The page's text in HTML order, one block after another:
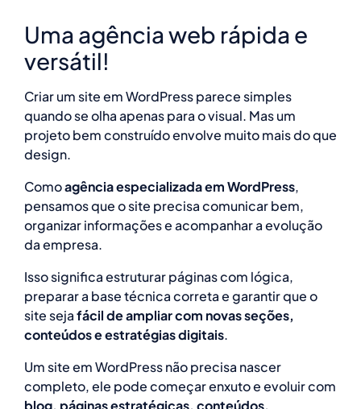
Uma agência web rápida e
versátil!
Criar um site em WordPress parece simples
quando se olha apenas para o visual. Mas um
projeto bem construído envolve muito mais do que
design.
Comoagência especializada em WordPress,
pensamos que o site precisa comunicar bem,
organizar informações e acompanhar a evolução
da empresa.
Isso significa estruturar páginas com lógica,
preparar a base técnica correta e garantir que o
site sejafácil de ampliar com novas seções,
conteúdos e estratégias digitais.
Um site em WordPress não precisa nascer
completo, ele pode começar enxuto e evoluir com
blog, páginas estratégicas, conteúdos,